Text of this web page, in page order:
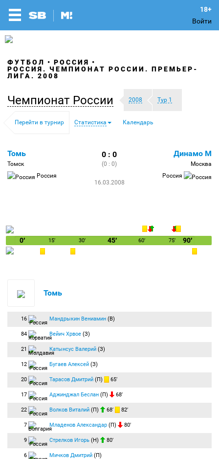
Войти
ФУТБОЛ
РОССИЯ
РОССИЯ. ЧЕМПИОНАТ РОССИИ. ПРЕМЬЕР-
ЛИГА. 2008
Чемпионат России 2008 Тур 1
Перейти в турнир Статистика Календарь
Томь
Томск
Россия
0 : 0
(0 : 0)
16.03.2008
Динамо М
Москва
Россия
0′ 15′ 30′ 45′ 60′ 75′ 90′
Томь
16 Мандрыкин Вениамин (В)
84 Вейич Хрвое (З)
21 Катынсус Валерий (З)
12 Бугаев Алексей (З)
20 Тарасов Дмитрий (П) 65′
17 Аджинджал Беслан (П) 68′
22 Волков Виталий (П) 68′ 82′
7 Младенов Александар (П) 80′
9 Стрелков Игорь (Н) 80′
6 Мичков Дмитрий (П)